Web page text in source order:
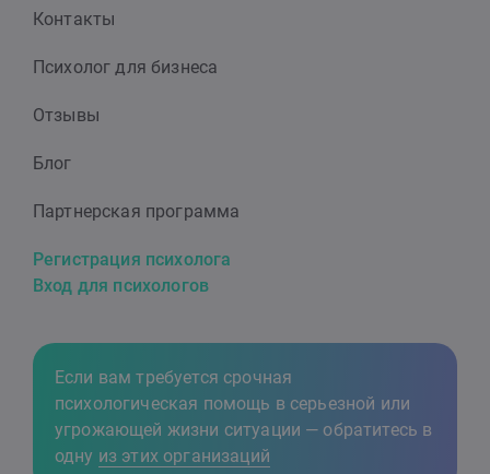
Контакты
Психолог для бизнеса
Отзывы
Блог
Партнерская программа
Регистрация психолога
Вход для психологов
Если вам требуется срочная
психологическая помощь в серьезной или
угрожающей жизни ситуации — обратитесь в
одну из этих организаций